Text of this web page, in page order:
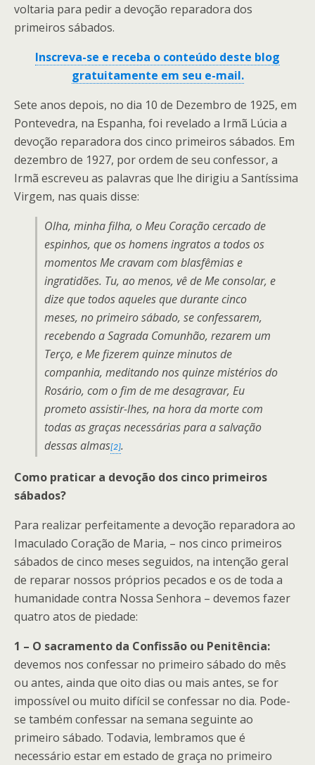
voltaria para pedir a devoção reparadora dos
primeiros sábados.
Inscreva-se e receba o conteúdo deste blog
gratuitamente em seu e-mail.
Sete anos depois, no dia 10 de Dezembro de 1925, em
Pontevedra, na Espanha, foi revelado a Irmã Lúcia a
devoção reparadora dos cinco primeiros sábados. Em
dezembro de 1927, por ordem de seu confessor, a
Irmã escreveu as palavras que lhe dirigiu a Santíssima
Virgem, nas quais disse:
Olha, minha filha, o Meu Coração cercado de
espinhos, que os homens ingratos a todos os
momentos Me cravam com blasfêmias e
ingratidões. Tu, ao menos, vê de Me consolar, e
dize que todos aqueles que durante cinco
meses, no primeiro sábado, se confessarem,
recebendo a Sagrada Comunhão, rezarem um
Terço, e Me fizerem quinze minutos de
companhia, meditando nos quinze mistérios do
Rosário, com o fim de me desagravar, Eu
prometo assistir-lhes, na hora da morte com
todas as graças necessárias para a salvação
dessas almas[2].
Como praticar a devoção dos cinco primeiros
sábados?
Para realizar perfeitamente a devoção reparadora ao
Imaculado Coração de Maria, – nos cinco primeiros
sábados de cinco meses seguidos, na intenção geral
de reparar nossos próprios pecados e os de toda a
humanidade contra Nossa Senhora – devemos fazer
quatro atos de piedade:
1 – O sacramento da Confissão ou Penitência:
devemos nos confessar no primeiro sábado do mês
ou antes, ainda que oito dias ou mais antes, se for
impossível ou muito difícil se confessar no dia. Pode-
se também confessar na semana seguinte ao
primeiro sábado. Todavia, lembramos que é
necessário estar em estado de graça no primeiro